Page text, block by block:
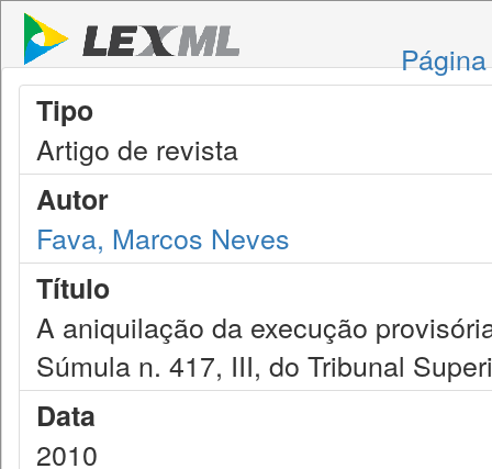
Tipo
Artigo de revista
Autor
Fava, Marcos Neves
Título
A aniquilação da execução
Súmula n. 417, III, do Tribunal
Data
2010